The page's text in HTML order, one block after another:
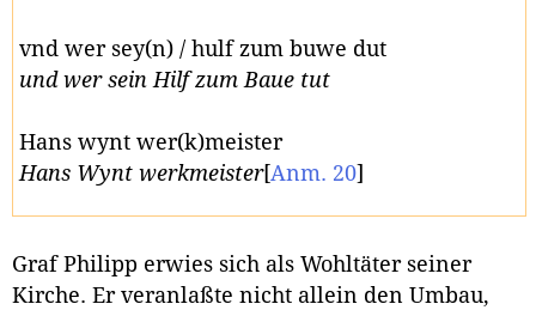
vnd wer sey(n) / hulf zum buwe dut
und wer sein Hilf zum Baue tut
Hans wynt wer(k)meister
Hans Wynt werkmeister[Anm. 20]
Graf Philipp erwies sich als Wohltäter seiner
Kirche. Er veranlaßte nicht allein den Umbau,